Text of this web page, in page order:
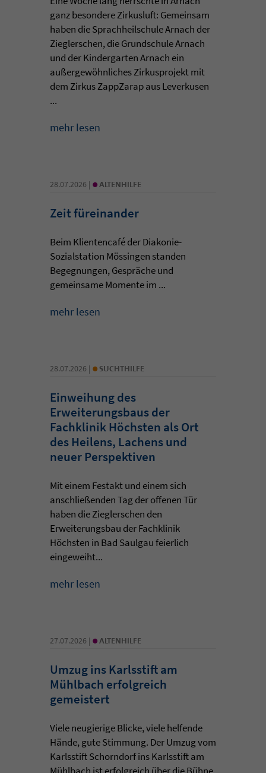
ganz besondere Zirkusluft: Gemeinsam
haben die Sprachheilschule Arnach der
Zieglerschen, die Grundschule Arnach
und der Kindergarten Arnach ein
außergewöhnliches Zirkusprojekt mit
dem Zirkus ZappZarap aus Leverkusen
...
mehr lesen
28.07.2026 | • ALTENHILFE
Zeit füreinander
Beim Klientencafé der Diakonie-
Sozialstation Mössingen standen
Begegnungen, Gespräche und
gemeinsame Momente im ...
mehr lesen
28.07.2026 | • SUCHTHILFE
Einweihung des
Erweiterungsbaus der
Fachklinik Höchsten als Ort
des Heilens, Lachens und
neuer Perspektiven
Mit einem Festakt und einem sich
anschließenden Tag der offenen Tür
haben die Zieglerschen den
Erweiterungsbau der Fachklinik
Höchsten in Bad Saulgau feierlich
eingeweiht...
mehr lesen
27.07.2026 | • ALTENHILFE
Umzug ins Karlsstift am
Mühlbach erfolgreich
gemeistert
Viele neugierige Blicke, viele helfende
Hände, gute Stimmung. Der Umzug vom
Karlsstift Schorndorf ins Karlsstift am
Mühlbach ist erfolgreich über die Bühne